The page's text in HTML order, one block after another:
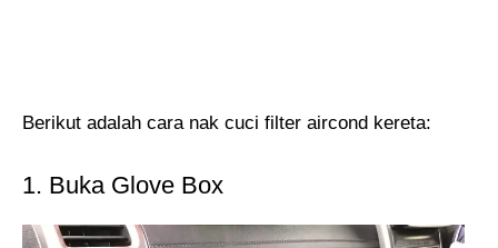
Berikut adalah cara nak cuci filter aircond kereta:
1. Buka Glove Box